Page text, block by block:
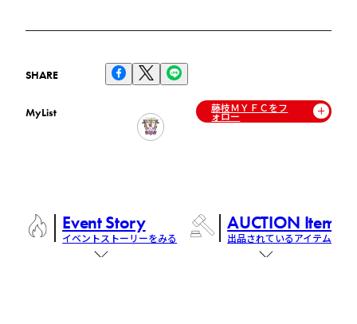
SHARE
MyList 藤枝ＭＹＦＣをフ
ォロー
Event Story
イベントストーリーをみる
AUCTION Items
出品されているアイテム